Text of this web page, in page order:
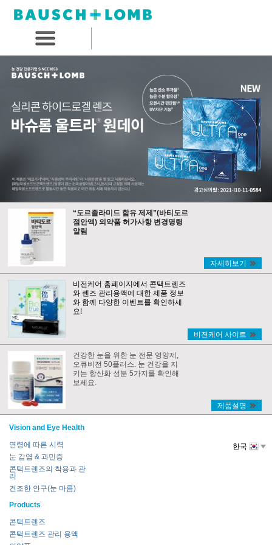
“도르졸라미드 함유 제제”(바티도르
점안액) 의약품 허가사항 변경명령
알림
자세히보기
비전케어 홈페이지에서 콘택트렌즈
와 렌즈 관리용액에 대한 제품 정보
와 함께 다양한 이벤트를 확인하세
요!
비젼케어 사이트
건강한 눈을 위한 눈 전문 영양제,
오큐비전 50플러스. 눈 건강을 지
키는 항산화 성분 5가지를 확인해
보세요.
제품설명
Vision and Eye Health
연령에 따른 시력
눈 감염 & 과민증
콘택트렌즈의 착용과 관
리
건조한 안구(눈 마름)
Products
콘택트렌즈
콘택트렌즈 관리 용액
한국